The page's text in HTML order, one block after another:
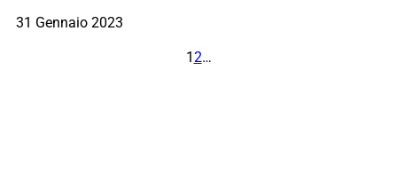
31 Gennaio 2023
1 2…